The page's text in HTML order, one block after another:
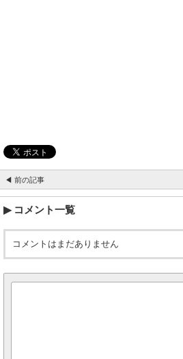
◀ 前の記事
コメント一覧
コメントはまだありません